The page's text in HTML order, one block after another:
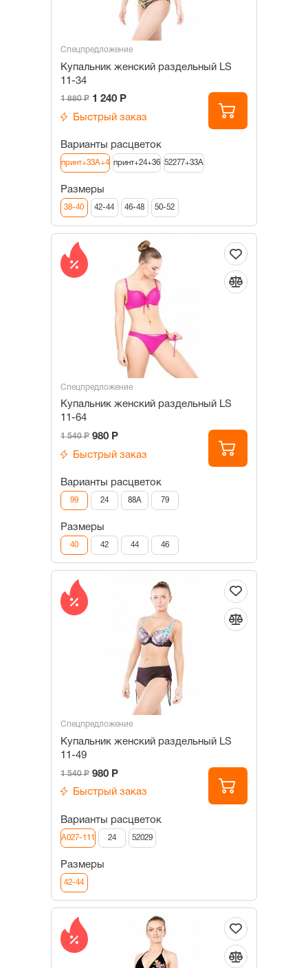
Спецпредложение
Купальник женский раздельный LS
11-34
1 880 Р 1 240 Р
Быстрый заказ
Варианты расцветок
принт+33А+4 принт+24+36 52277+33A
Размеры
38-40 42-44 46-48 50-52
Спецпредложение
Купальник женский раздельный LS
11-64
1 540 Р 980 Р
Быстрый заказ
Варианты расцветок
99 24 88A 79
Размеры
40 42 44 46
Спецпредложение
Купальник женский раздельный LS
11-49
1 540 Р 980 Р
Быстрый заказ
Варианты расцветок
A027-111 24 52029
Размеры
42-44